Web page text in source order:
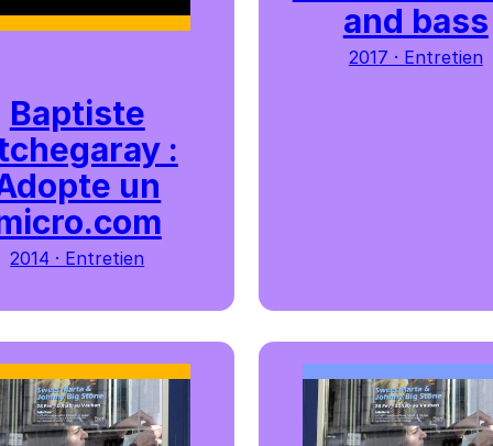
Baptiste
:
un
2014 · Entretien
and bass
2017 · Entretien